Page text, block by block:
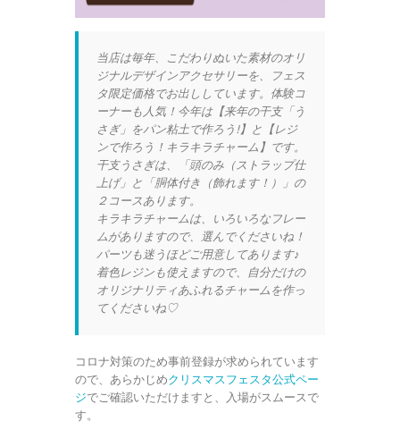
当店は毎年、こだわりぬいた素材のオリ
ジナルデザインアクセサリーを、フェス
タ限定価格でお出ししています。体験コ
ーナーも人気！今年は【来年の干支「う
さぎ」をパン粘土で作ろう!】と【レジ
ンで作ろう！キラキラチャーム】です。
干支うさぎは、「頭のみ（ストラップ仕
上げ」と「胴体付き（飾れます！）」の
２コースあります。
キラキラチャームは、いろいろなフレー
ムがありますので、選んでくださいね！
パーツも迷うほどご用意してあります♪
着色レジンも使えますので、自分だけの
オリジナリティあふれるチャームを作っ
てくださいね♡
コロナ対策のため事前登録が求められています
ので、あらかじめクリスマスフェスタ公式ペー
ジでご確認いただけますと、入場がスムースで
す。